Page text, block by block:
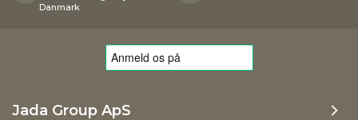
Danmark
Jada Group ApS